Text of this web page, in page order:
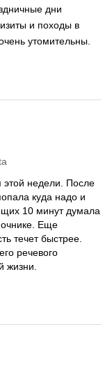
дни
и походы в
утомительны.
этой недели. После
куда надо и
10 минут думала
Еще
течет быстрее.
речевого
жизни.